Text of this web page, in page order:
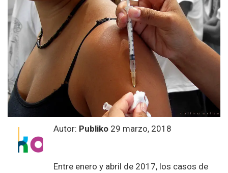
Autor: Publiko 29 marzo, 2018
Entre enero y abril de 2017, los casos de